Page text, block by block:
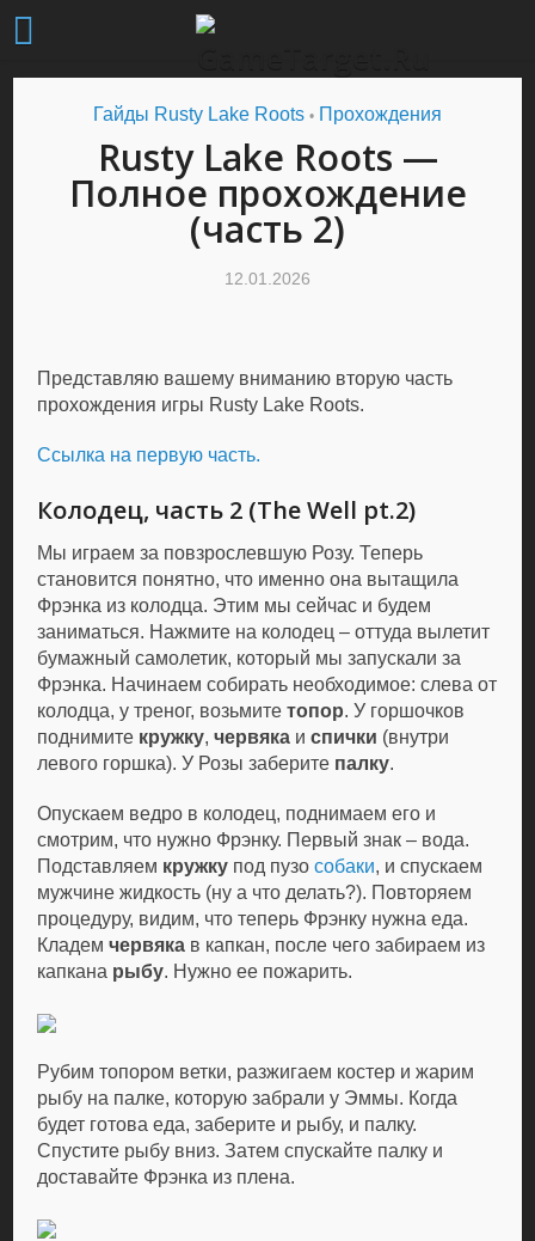
Гайды Rusty Lake Roots • Прохождения
Rusty Lake Roots —
Полное прохождение
(часть 2)
12.01.2026
Представляю вашему вниманию вторую часть
прохождения игры Rusty Lake Roots.
Ссылка на первую часть.
Колодец, часть 2 (The Well pt.2)
Мы играем за повзрослевшую Розу. Теперь
становится понятно, что именно она вытащила
Фрэнка из колодца. Этим мы сейчас и будем
заниматься. Нажмите на колодец – оттуда вылетит
бумажный самолетик, который мы запускали за
Фрэнка. Начинаем собирать необходимое: слева от
колодца, у треног, возьмитетопор. У горшочков
поднимите кружку,червяка испички (внутри
левого горшка). У Розы заберите палку.
Опускаем ведро в колодец, поднимаем его и
смотрим, что нужно Фрэнку. Первый знак – вода.
Подставляем кружку под пузособаки, и спускаем
мужчине жидкость (ну а что делать?). Повторяем
процедуру, видим, что теперь Фрэнку нужна еда.
Кладемчервяка в капкан, после чего забираем из
капкана рыбу. Нужно ее пожарить.
Рубим топором ветки, разжигаем костер и жарим
рыбу на палке, которую забрали у Эммы. Когда
будет готова еда, заберите и рыбу, и палку.
Спустите рыбу вниз. Затем спускайте палку и
доставайте Фрэнка из плена.